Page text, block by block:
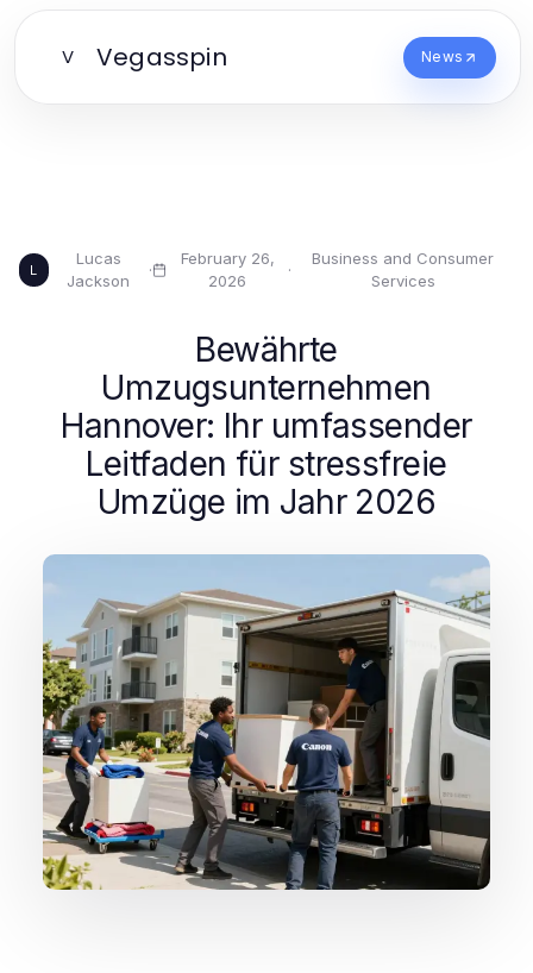
V Vegasspin News
L
Lucas
Jackson
·
February 26,
2026
·
Business and Consumer
Services
Bewährte
Umzugsunternehmen
Hannover: Ihr umfassender
Leitfaden für stressfreie
Umzüge im Jahr 2026